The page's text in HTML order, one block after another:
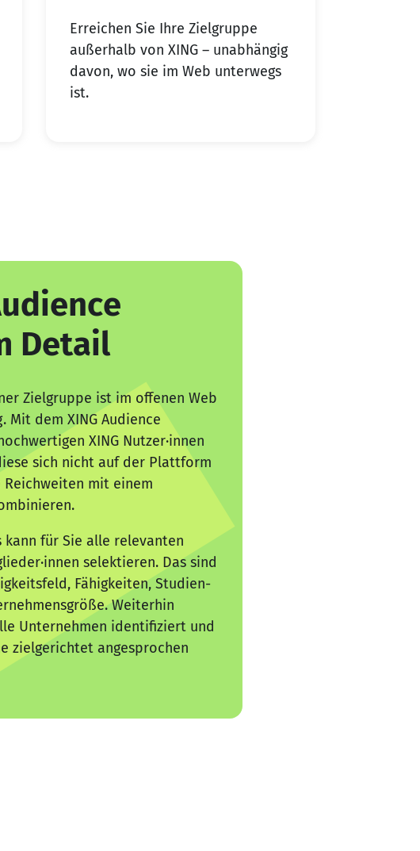
Erreichen Sie Ihre Zielgruppe
außerhalb von XING – unabhängig
davon, wo sie im Web unterwegs
ist.
Detail
Zielgruppe ist im offenen Web
dem XING Audience
XING Nutzer·innen
sich nicht auf der Plattform
mit einem
kann für Sie alle relevanten
selektieren. Das sind
Fähigkeiten, Studien-
Weiterhin
Unternehmen identifiziert und
zielgerichtet angesprochen